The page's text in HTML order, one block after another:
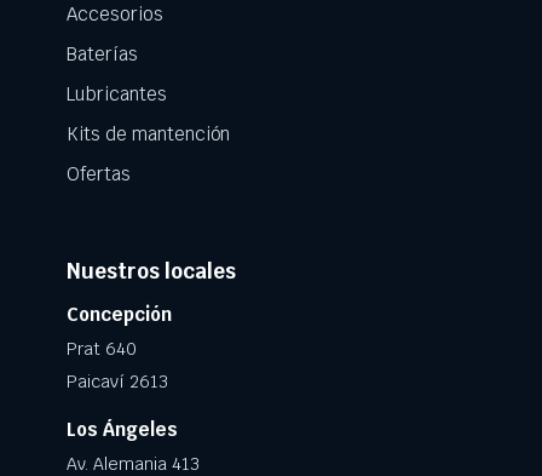
Accesorios
Baterías
Lubricantes
Kits de mantención
Ofertas
Nuestros locales
Concepción
Prat 640
Paicaví 2613
Los Ángeles
Av. Alemania 413